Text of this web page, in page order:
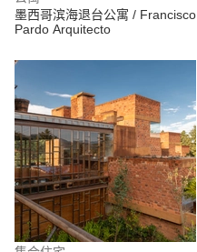
墨西哥滨海退台公寓 / Francisco
Pardo Arquitecto